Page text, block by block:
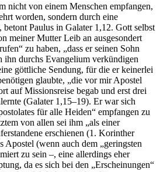
nicht von einem Menschen empfangen,
worden, sondern durch eine
Paulus in Galater 1,12. Gott selbst
meiner Mutter Leib an ausgesondert
zu haben, „dass er seinen Sohn
ihn durchs Evangelium verkündigen
göttliche Sendung, für die er keinerlei
glaubte, „die vor mir Apostel
auf Missionsreise begab und erst drei
(Galater 1,15–19). Er war sich
für alle Heiden“ empfangen zu
von allen sei ihm „als einer
erschienen (1. Korinther
Apostel (wenn auch dem „geringsten
zu sein –, eine allerdings eher
da es sich bei den „Erscheinungen“